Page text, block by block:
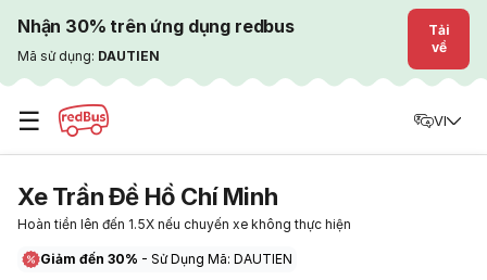
Nhận 30% trên ứng dụng redbus
Mã sử dụng: DAUTIEN
Tải
về
☰ VI
Xe Trần Đề Hồ Chí Minh
Hoàn tiền lên đến 1.5X nếu chuyến xe không thực hiện
Giảm đến 30% - Sử Dụng Mã: DAUTIEN